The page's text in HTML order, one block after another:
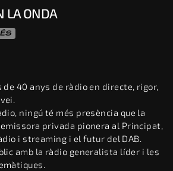
LA ONDA
de 40 anys de ràdio en directe, rigor,
ningú té més presència que la
privada pionera al Principat,
i streaming i el futur del DAB.
amb la ràdio generalista líder i les